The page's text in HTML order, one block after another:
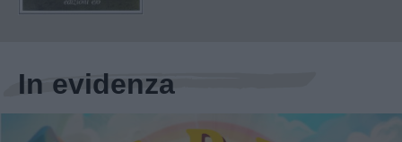
In evidenza